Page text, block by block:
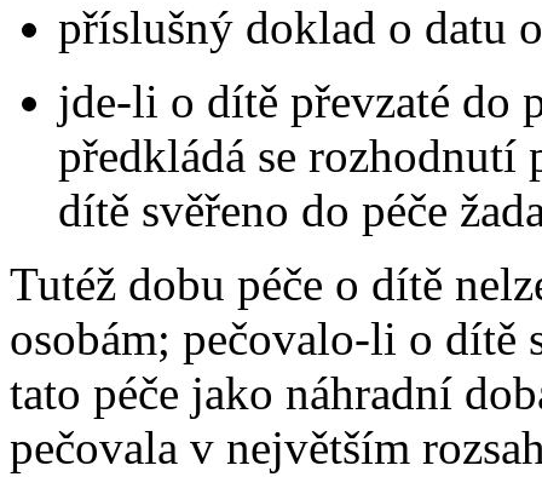
příslušný doklad o datu
jde-li o dítě převzaté do
předkládá se
dítě svěřeno do péče
Tutéž dobu péče o dítě
osobám; pečovalo-li o dítě
tato péče jako náhradní
pečovala v největším